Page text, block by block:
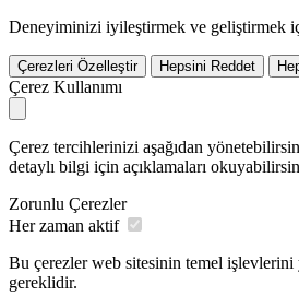
Deneyiminizi iyileştirmek ve geliştirmek
Çerezleri Özelleştir Hepsini Reddet
Çerez Kullanımı
Çerez tercihlerinizi aşağıdan
detaylı bilgi için açıklamaları
Zorunlu Çerezler
Her zaman aktif
Bu çerezler web sitesinin temel
gereklidir.